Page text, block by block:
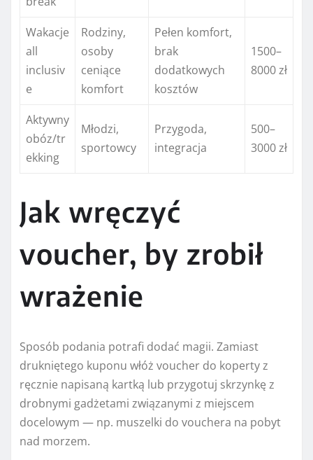
Wakacje
all
inclusiv
e
Rodziny,
osoby
ceniące
komfort
Pełen komfort,
brak
dodatkowych
kosztów
1500–
8000 zł
Aktywny
obóz/tr
ekking
Młodzi,
sportowcy
Przygoda,
integracja
500–
3000 zł
Jak wręczyć
voucher, by zrobił
wrażenie
Sposób podania potrafi dodać magii. Zamiast
drukniętego kuponu włóż voucher do koperty z
ręcznie napisaną kartką lub przygotuj skrzynkę z
drobnymi gadżetami związanymi z miejscem
docelowym — np. muszelki do vouchera na pobyt
nad morzem.